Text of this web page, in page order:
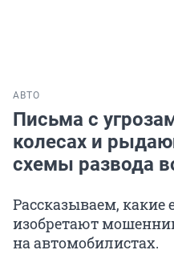
АВТО
Письма с
колесах и
схемы развода
Рассказываем, какие
изобретают
на автомобилистах.